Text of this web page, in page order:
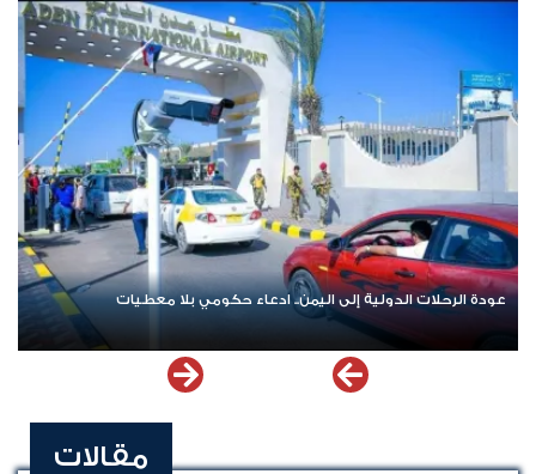
حكومي بلا معطيات اشترك الآن في قناة الواتساب لـ نيوزيمن
مقالات